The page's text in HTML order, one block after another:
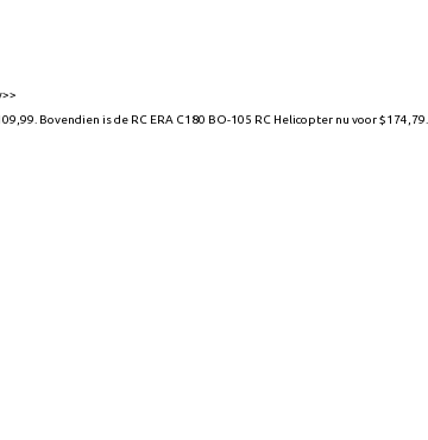
Bovendien is de RC ERA C180 BO-105 RC Helicopter nu voor